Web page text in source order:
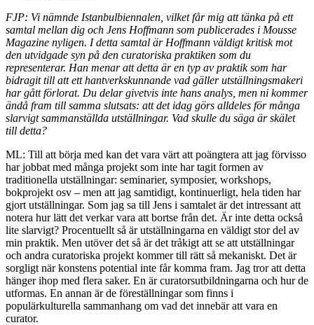
FJP: Vi nämnde Istanbulbiennalen, vilket får mig att tänka på ett
samtal mellan dig och Jens Hoffmann som publicerades i Mousse
Magazine nyligen. I detta samtal är Hoffmann väldigt kritisk mot
den utvidgade syn på den curatoriska praktiken som du
representerar. Han menar att detta är en typ av praktik som har
bidragit till att ett hantverkskunnande vad gäller utställningsmakeri
har gått förlorat. Du delar givetvis inte hans analys, men ni kommer
ändå fram till samma slutsats: att det idag görs alldeles för många
slarvigt sammanställda utställningar. Vad skulle du säga är skälet
till detta?
ML: Till att börja med kan det vara värt att poängtera att jag förvisso
har jobbat med många projekt som inte har tagit formen av
traditionella utställningar: seminarier, symposier, workshops,
bokprojekt osv – men att jag samtidigt, kontinuerligt, hela tiden har
gjort utställningar. Som jag sa till Jens i samtalet är det intressant att
notera hur lätt det verkar vara att bortse från det. Är inte detta också
lite slarvigt? Procentuellt så är utställningarna en väldigt stor del av
min praktik. Men utöver det så är det tråkigt att se att utställningar
och andra curatoriska projekt kommer till rätt så mekaniskt. Det är
sorgligt när konstens potential inte får komma fram. Jag tror att detta
hänger ihop med flera saker. En är curatorsutbildningarna och hur de
utformas. En annan är de föreställningar som finns i
populärkulturella sammanhang om vad det innebär att vara en
curator.